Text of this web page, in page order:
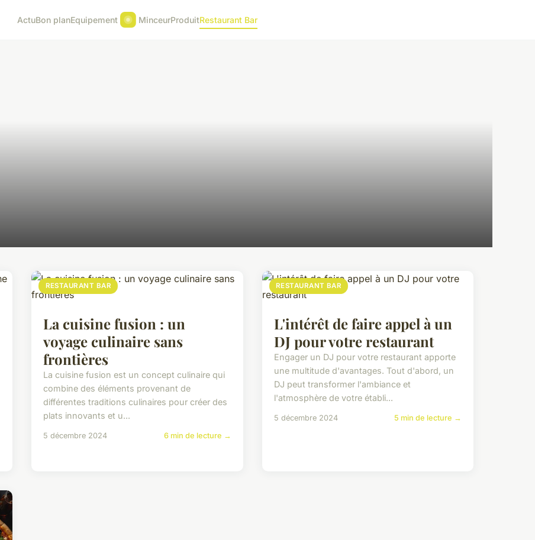
ActuBon planEquipement MinceurProduitRestaurant Bar
RESTAURANT BAR
La cuisine fusion : un
voyage culinaire sans
frontières
La cuisine fusion est un concept culinaire qui
combine des éléments provenant de
différentes traditions culinaires pour créer des
plats innovants et u...
5 décembre 2024 6 min de lecture →
RESTAURANT BAR
L'intérêt de faire appel à un
DJ pour votre restaurant
Engager un DJ pour votre restaurant apporte
une multitude d'avantages. Tout d'abord, un
DJ peut transformer l'ambiance et
l'atmosphère de votre établi...
5 décembre 2024 5 min de lecture →